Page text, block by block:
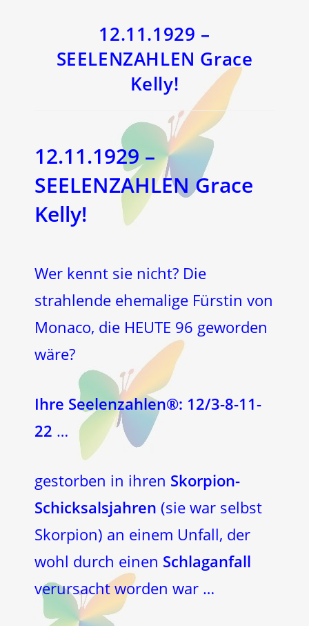
Fenster Fenster
12.11.1929 –
SEELENZAHLEN Grace
Kelly!
12.11.1929 –
SEELENZAHLEN Grace
Kelly!
Wer kennt sie nicht? Die
strahlende ehemalige Fürstin von
Monaco, die HEUTE 96 geworden
wäre?
Ihre Seelenzahlen®: 12/3-8-11-
22 …
gestorben in ihren Skorpion-
Schicksalsjahren (sie war selbst
Skorpion) an einem Unfall, der
wohl durch einen Schlaganfall
verursacht worden war …